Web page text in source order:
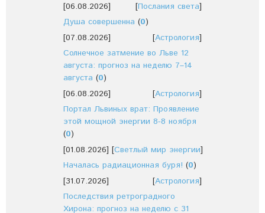
[06.08.2026]
[Послания света]
Душа совершенна (0)
[07.08.2026]
[Астрология]
Солнечное затмение во Льве 12
августа: прогноз на неделю 7–14
августа (0)
[06.08.2026]
[Астрология]
Портал Львиных врат: Проявление
этой мощной энергии 8-8 ноября
(0)
[01.08.2026] [Светлый мир энергии]
Началась радиационная буря! (0)
[31.07.2026]
[Астрология]
Последствия ретроградного
Хирона: прогноз на неделю с 31